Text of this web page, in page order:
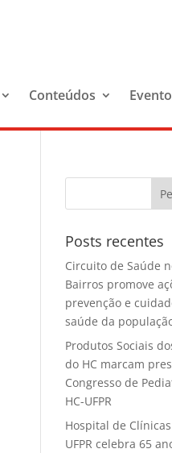
Conteúdos
Posts recentes
Circuito de Saúde
Bairros promove
prevenção e
saúde da
Produtos Sociais
do HC marcam
Congresso de
HC-UFPR
Hospital de
UFPR celebra 65